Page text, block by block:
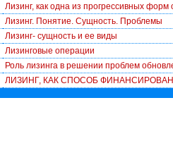
Лизинг, как одна из прогрессивных
Лизинг. Понятие. Сущность. Проблемы
Лизинг- сущность и ее виды
Лизинговые операции
Роль лизинга в решении проблем
ЛИЗИНГ, КАК СПОСОБ